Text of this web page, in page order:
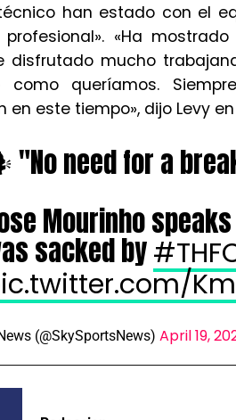
han estado con el
profesional». «Ha
disfrutado mucho
como queríamos.
en este tiempo», dijo Levy
need for a
Mourinho
sacked by
(@SkySportsNews) April 19,